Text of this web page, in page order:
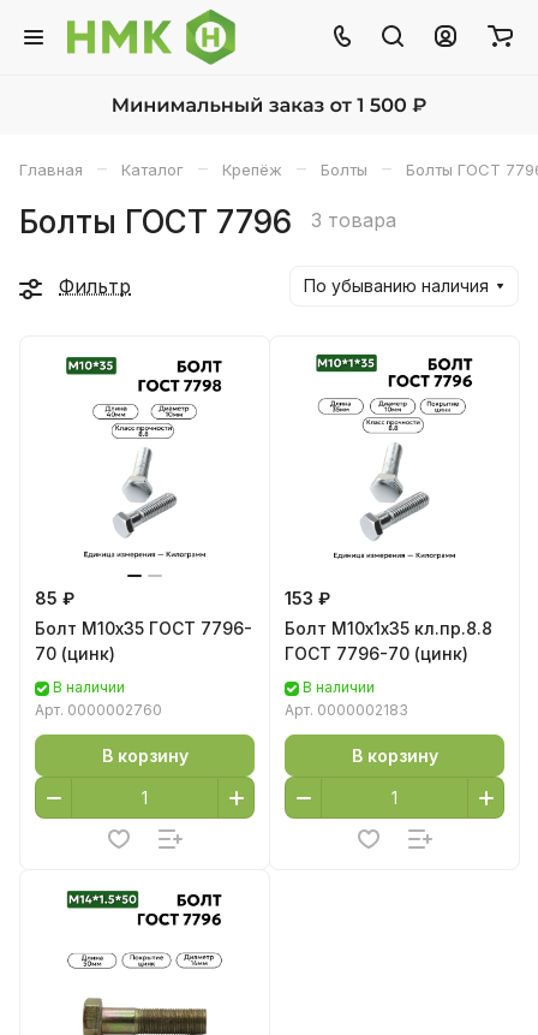
Главная – Каталог – Крепёж – Болты – Болты ГОСТ
Болты ГОСТ 7796 3 товара
Фильтр По убыванию наличия
85 ₽
Болт М10х35 ГОСТ 7796-
70 (цинк)
В наличии
Арт. 0000002760
В корзину
153 ₽
Болт М10х1х35 кл.пр.8.8
ГОСТ 7796-70 (цинк)
В наличии
Арт. 0000002183
В корзину